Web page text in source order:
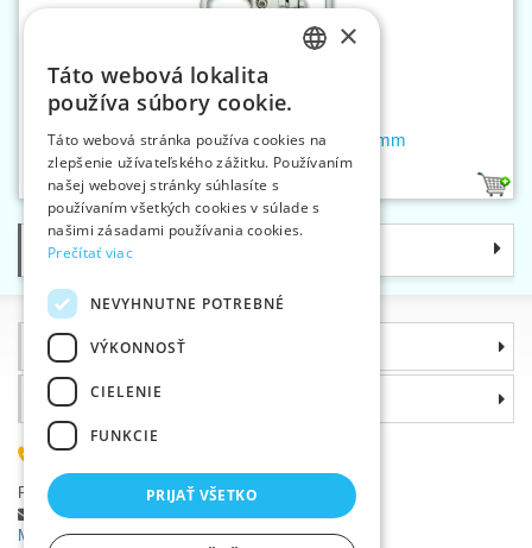
1
Karabina kovová otočná oko 16 mm
Kategórie
Informácie
Prečo si zvoliť práve nás
(+420) 585 051 217
Plzeňská 868, 783 91 Uničov, Česká republika
Položiť dotaz
Máte problémy s prihlásením ?
ENGLISH
GERMAN
×
Táto webová lokalita
používa súbory cookie.
Táto webová stránka používa cookies na
zlepšenie užívateľského zážitku. Používaním
našej webovej stránky súhlasíte s
používaním všetkých cookies v súlade s
našimi zásadami používania cookies.
Prečítať viac
NEVYHNUTNE POTREBNÉ
VÝKONNOSŤ
CIELENIE
FUNKCIE
PRIJAŤ VŠETKO